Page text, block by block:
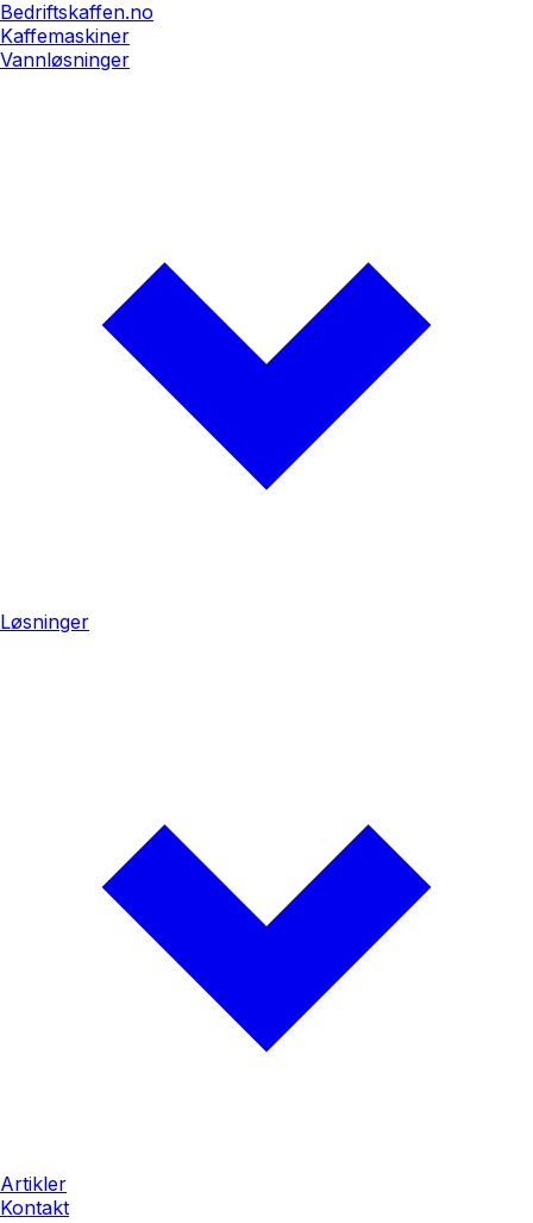
Bedriftskaffen.no
Kaffemaskiner
Vannløsninger
Løsninger
Artikler
Kontakt